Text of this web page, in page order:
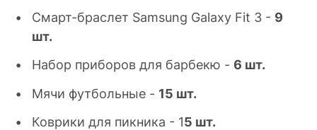
Смарт-браслет Samsung Galaxy Fit 3 - 9
шт.
Набор приборов для барбекю - 6 шт.
Мячи футбольные - 15 шт.
Коврики для пикника - 15 шт.